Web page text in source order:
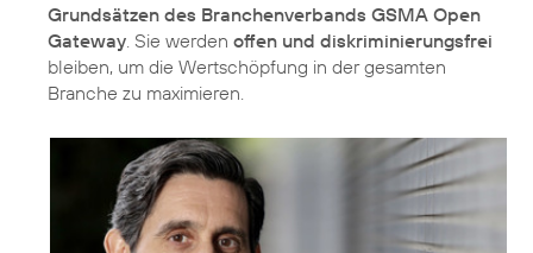
Grundsätzen des Branchenverbands GSMA Open
Gateway . Sie werden offen und diskriminierungsfrei
bleiben, um die Wertschöpfung in der gesamten
Branche zu maximieren.